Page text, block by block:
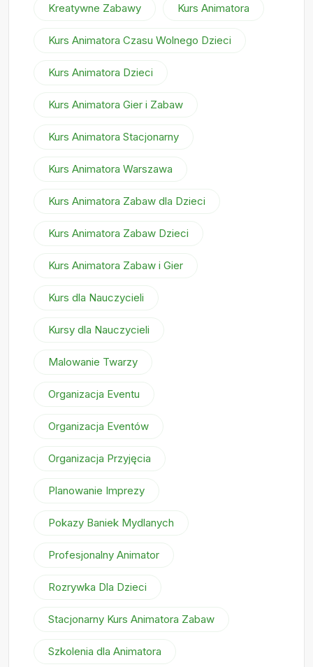
Kreatywne Zabawy Kurs Animatora
Kurs Animatora Czasu Wolnego Dzieci
Kurs Animatora Dzieci
Kurs Animatora Gier i Zabaw
Kurs Animatora Stacjonarny
Kurs Animatora Warszawa
Kurs Animatora Zabaw dla Dzieci
Kurs Animatora Zabaw Dzieci
Kurs Animatora Zabaw i Gier
Kurs dla Nauczycieli
Kursy dla Nauczycieli
Malowanie Twarzy
Organizacja Eventu
Organizacja Eventów
Organizacja Przyjęcia
Planowanie Imprezy
Pokazy Baniek Mydlanych
Profesjonalny Animator
Rozrywka Dla Dzieci
Stacjonarny Kurs Animatora Zabaw
Szkolenia dla Animatora